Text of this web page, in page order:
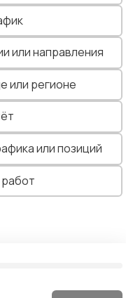
или направления
или регионе
или позиций
работ